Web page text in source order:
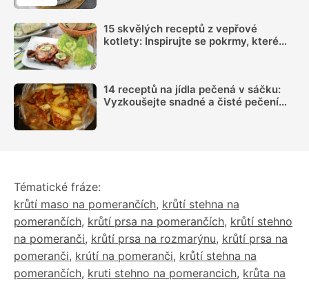
15 skvělých receptů z vepřové
kotlety: Inspirujte se pokrmy, které
14 receptů na jídla pečená v sáčku:
Vyzkoušejte snadné a čisté pečení
Tématické fráze:
krůtí maso na pomerančích, krůtí stehna na
pomerančích, krůtí prsa na pomerančích, krůtí stehno
na pomeranči, krůtí prsa na rozmarýnu, krůtí prsa na
pomeranči, krútí na pomeranči, krůtí stehna na
pomerančích, kruti stehno na pomerancich, krůta na